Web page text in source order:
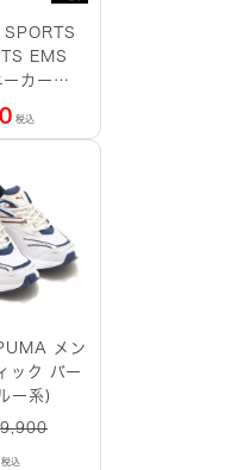
ーカー
税込
メン
ック バー
ー系)
9,900
税込